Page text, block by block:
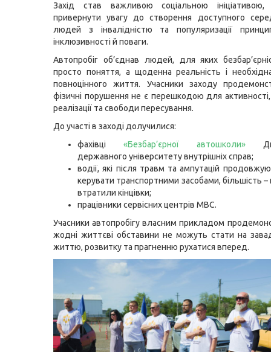
Захід став важливою соціальною ініціативою,
привернути увагу до створення доступного
людей з інвалідністю та популяризації
інклюзивності й поваги.
Автопробіг об’єднав людей, для яких
просто поняття, а щоденна реальність і
повноцінного життя. Учасники заходу
фізичні порушення не є перешкодою для активності,
реалізації та свободи пересування.
До участі в заході долучилися:
фахівці
«Безбар’єрної автошколи»
державного університету внутрішніх справ;
водії, які після травм та ампутацій
керувати транспортними засобами, більшість –
втратили кінцівки;
працівники сервісних центрів МВС.
Учасники автопробігу власним прикладом
жодні життєві обставини не можуть стати на
життю, розвитку та прагненню рухатися вперед.